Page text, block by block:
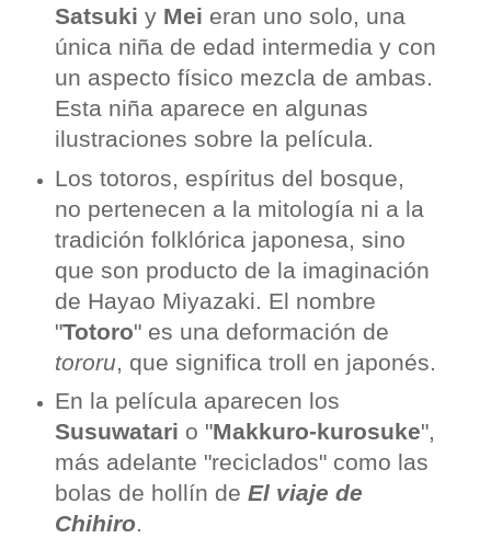
Satsuki y Mei eran uno solo, una
única niña de edad intermedia y con
un aspecto físico mezcla de ambas.
Esta niña aparece en algunas
ilustraciones sobre la película.
Los totoros, espíritus del bosque,
no pertenecen a la mitología ni a la
tradición folklórica japonesa, sino
que son producto de la imaginación
de Hayao Miyazaki. El nombre
"Totoro" es una deformación de
tororu, que significa troll en japonés.
En la película aparecen los
Susuwatari o "Makkuro-kurosuke",
más adelante "reciclados" como las
bolas de hollín de El viaje de
Chihiro.